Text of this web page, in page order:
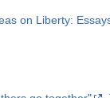
on Liberty: